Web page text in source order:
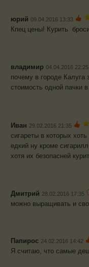
юрий 09.04.2016 13:33
Кпец цены! Курить
владимир 04.04.2016 22:25
почему в городе
стоимость одной пачки
Иван 29.02.2016 21:35
сигареты в которых
едкий ну кроме
хотя их безопасней
Дмитрий 28.02.2016 17:35
можно выращивать и
Папирос 24.02.2016 14:42
Я считаю, что самые